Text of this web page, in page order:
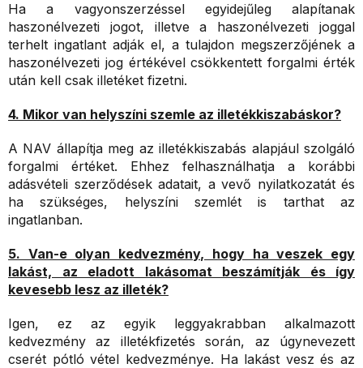
Ha a vagyonszerzéssel egyidejűleg alapítanak
haszonélvezeti jogot, illetve a haszonélvezeti joggal
terhelt ingatlant adják el, a tulajdon megszerzőjének a
haszonélvezeti jog értékével csökkentett forgalmi érték
után kell csak illetéket fizetni.
4. Mikor van helyszíni szemle az illetékkiszabáskor?
A NAV állapítja meg az illetékkiszabás alapjául szolgáló
forgalmi értéket. Ehhez felhasználhatja a korábbi
adásvételi szerződések adatait, a vevő nyilatkozatát és
ha szükséges, helyszíni szemlét is tarthat az
ingatlanban.
5. Van-e olyan kedvezmény, hogy ha veszek egy
lakást, az eladott lakásomat beszámítják és így
kevesebb lesz az illeték?
Igen, ez az egyik leggyakrabban alkalmazott
kedvezmény az illetékfizetés során, az úgynevezett
cserét pótló vétel kedvezménye. Ha lakást vesz és az